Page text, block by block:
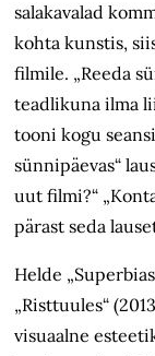
salakavalad
kohta kunstis,
filmile. „Reeda
teadlikuna ilma
tooni kogu
sünnipäevas“
uut filmi?“
pärast seda
Helde
„Risttuules“
visuaalne